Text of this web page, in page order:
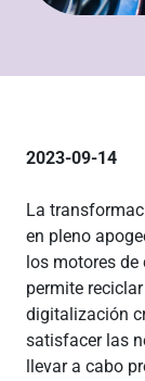
2023-09-14
La
en pleno
los motores
permite
digitalización
satisfacer las
llevar a cabo